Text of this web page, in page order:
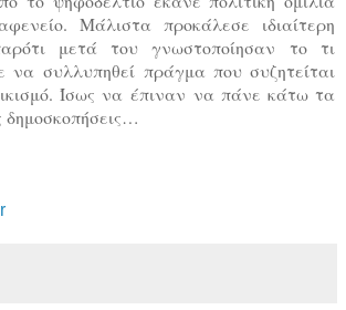
Μάλιστα προκάλεσε ιδιαίτερη
μετά του γνωστοποίησαν το τι
να συλλυπηθεί πράγμα που συζητείται
Ίσως να έπιναν να πάνε κάτω τα